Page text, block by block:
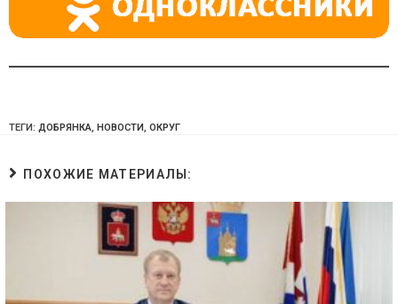
ТЕГИ: ДОБРЯНКА, НОВОСТИ, ОКРУГ
ПОХОЖИЕ МАТЕРИАЛЫ: